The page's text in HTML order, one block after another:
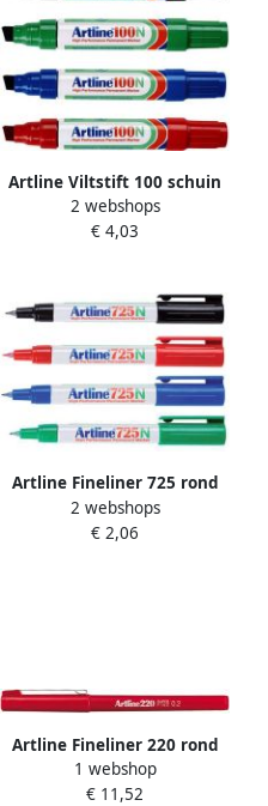
Artline Viltstift 100 schuin
7.5 12mm rood
2 webshops
€ 4,03
Artline Fineliner 725 rond
0.4mm rood
2 webshops
€ 2,06
Artline Fineliner 220 rond
super fijn rood
1 webshop
€ 11,52